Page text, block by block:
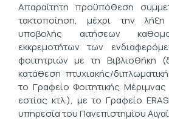
Απαραίτητη προϋπόθεση
τακτοποίηση, μέχρι την
υποβολής αιτήσεων
εκκρεμοτήτων των
φοιτητριών με τη Βιβλιοθήκη
κατάθεση πτυχιακής/
το Γραφείο Φοιτητικής Μέριμνας
εστίας κτλ.), με το Γραφείο
υπηρεσία του Πανεπιστημίου